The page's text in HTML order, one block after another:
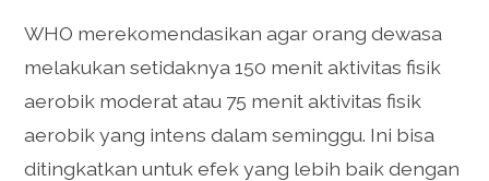
WHO merekomendasikan agar orang dewasa
melakukan setidaknya 150 menit aktivitas fisik
aerobik moderat atau 75 menit aktivitas fisik
aerobik yang intens dalam seminggu. Ini bisa
ditingkatkan untuk efek yang lebih baik dengan